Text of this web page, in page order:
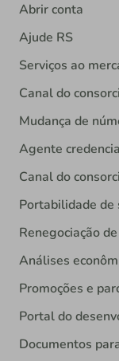
Abrir conta
Ajude RS
Serviços ao
Canal do
Mudança de
Agente
Canal do
Portabilidade de
Renegociação
Análises
Promoções e
Portal do
Documentos